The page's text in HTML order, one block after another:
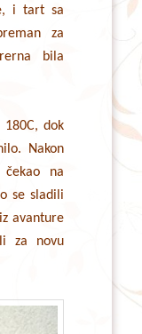
i tart sa
za
bila
dok
Nakon
na
se sladili
avanture
za novu